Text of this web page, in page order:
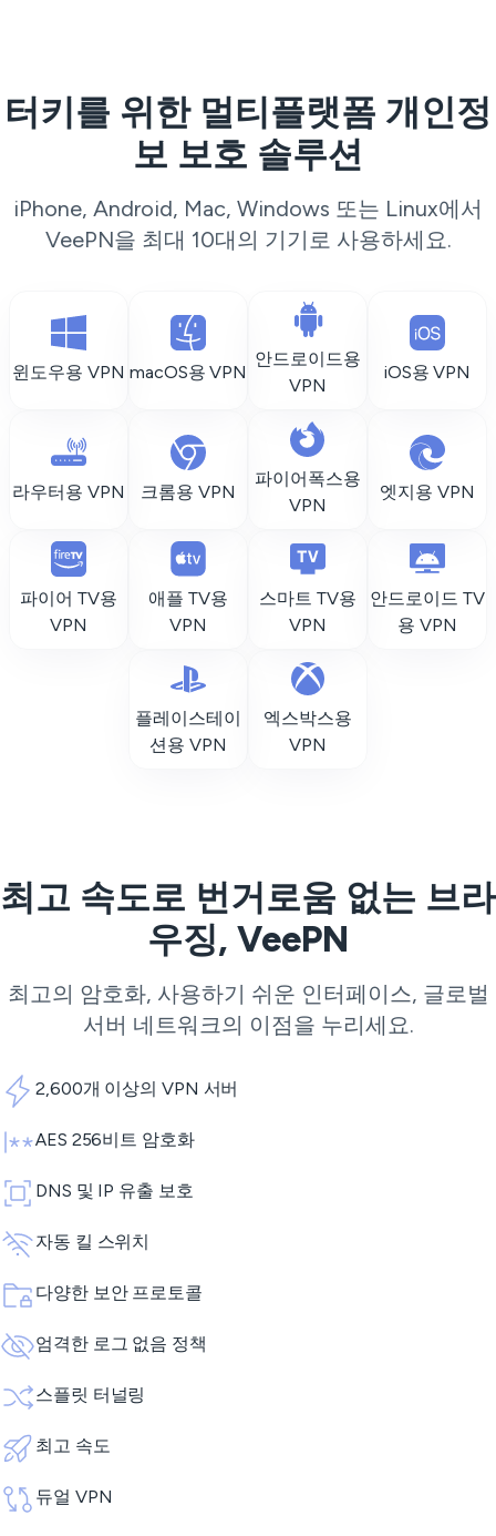
터키를 위한 멀티플랫폼 개인정
보 보호 솔루션
iPhone, Android, Mac, Windows 또는 Linux에서
VeePN을 최대 10대의 기기로 사용하세요.
윈도우용 VPN macOS용 VPN
안드로이드용
VPN
iOS용 VPN
라우터용 VPN 크롬용 VPN
파이어폭스용
VPN
엣지용 VPN
파이어 TV용
VPN
애플 TV용
VPN
스마트 TV용
VPN
안드로이드 TV
용 VPN
플레이스테이
션용 VPN
엑스박스용
VPN
최고 속도로 번거로움 없는 브라
우징, VeePN
최고의 암호화, 사용하기 쉬운 인터페이스, 글로벌
서버 네트워크의 이점을 누리세요.
2,600개 이상의 VPN 서버
AES 256비트 암호화
DNS 및 IP 유출 보호
자동 킬 스위치
다양한 보안 프로토콜
엄격한 로그 없음 정책
스플릿 터널링
최고 속도
듀얼 VPN